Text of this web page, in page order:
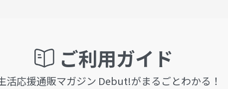
ご利用ガイド
活応援通販マガジン Debut!がまるごとわかる！